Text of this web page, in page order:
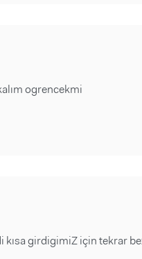
ogrencekmi
kısa girdigimiZ için tekrar